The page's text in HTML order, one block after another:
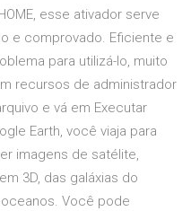
esse ativador serve
e comprovado. Eficiente e
para utilizá-lo, muito
recursos de administrador
e vá em Executar
Earth, você viaja para
imagens de satélite,
3D, das galáxias do
Você pode